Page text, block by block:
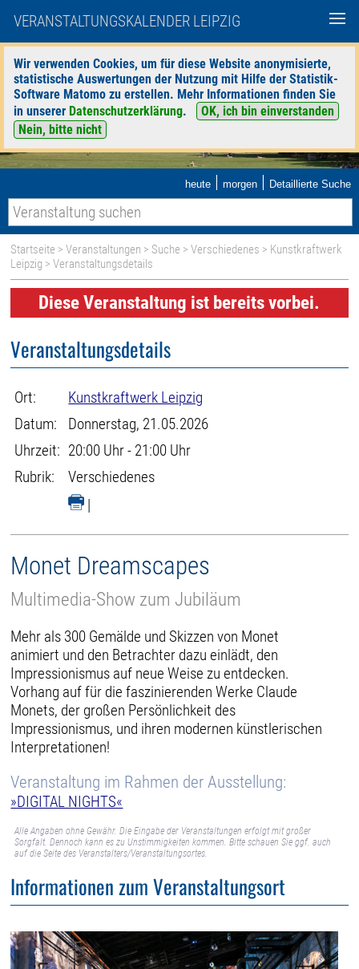
VERANSTALTUNGSKALENDER LEIPZIG
Wir verwenden Cookies, um für diese Website anonymisierte,
statistische Auswertungen der Nutzung mit Hilfe der Statistik-
Software Matomo zu erstellen. Mehr Informationen finden Sie
in unserer Datenschutzerklärung.
OK, ich bin einverstanden
Nein, bitte nicht
heute | morgen | Detaillierte Suche
Startseite >Veranstaltungen > Suche >Verschiedenes > Kunstkraftwerk
Leipzig > Veranstaltungsdetails
Diese Veranstaltung ist bereits vorbei.
Veranstaltungsdetails
Ort:
Kunstkraftwerk Leipzig
Datum:
Donnerstag, 21.05.2026
Uhrzeit: 20:00 Uhr - 21:00 Uhr
Rubrik:
Verschiedenes
|
Monet Dreamscapes
Multimedia-Show zum Jubiläum
Mehr als 300 Gemälde und Skizzen von Monet
animiert und den Betrachter dazu einlädt, den
Impressionismus auf neue Weise zu entdecken.
Vorhang auf für die faszinierenden Werke Claude
Monets, der großen Persönlichkeit des
Impressionismus, und ihren modernen künstlerischen
Interpretationen!
Veranstaltung im Rahmen der Ausstellung:
»DIGITAL NIGHTS«
Alle Angaben ohne Gewähr. Die Eingabe der Veranstaltungen erfolgt mit großer
Sorgfalt. Dennoch kann es zu Unstimmigkeiten kommen. Bitte schauen Sie ggf. auch
auf die Seite des Veranstalters/Veranstaltungsortes.
Informationen zum Veranstaltungsort